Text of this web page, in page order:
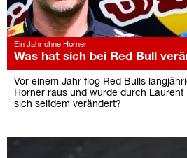
Ein Jahr ohne Horner
Was hat sich bei Red Bull
Vor einem Jahr flog Red Bulls
Horner raus und wurde durch Laurent
sich seitdem verändert?